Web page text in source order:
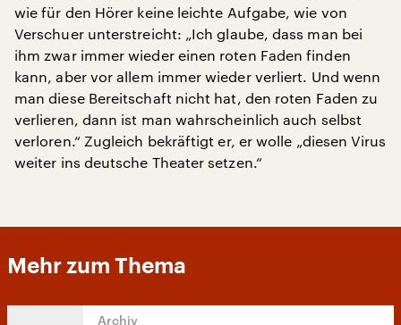
wie für den Hörer keine leichte Aufgabe, wie von
Verschuer unterstreicht: „Ich glaube, dass man bei
ihm zwar immer wieder einen roten Faden finden
kann, aber vor allem immer wieder verliert. Und wenn
man diese Bereitschaft nicht hat, den roten Faden zu
verlieren, dann ist man wahrscheinlich auch selbst
verloren.“ Zugleich bekräftigt er, er wolle „diesen Virus
weiter ins deutsche Theater setzen.“
Mehr zum Thema